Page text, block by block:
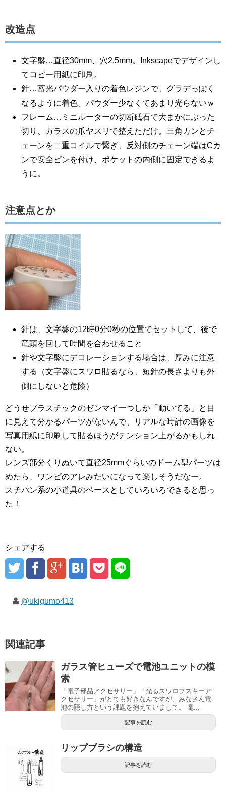
改造点
文字盤…直径30mm、穴2.5mm。Inkscapeでデザインし
てコピー用紙に印刷。
針…蓄光パウダー入りの着色レジンで、グラデっぽく
なるように着色。パウダー少なくてあまり光らないｗ
フレーム…ミニルーターの切断砥石で大まかにぶった
切り、ガラスの爪ヤスリで整えただけ。三角カンとチ
ェーンを二重コイルで繋ぎ、反対側のチェーン端はCカ
ンで安全ピンを付け、ポケットの内側に固定できるよ
うに。
注意点とか
針は、文字盤の12時0分0秒の位置でセットして、後で
竜頭を回して時間を合わせること
針や文字盤にデコレーションする場合は、厚みに注意
する（文字盤にスワロ貼るなら、短針の長さよりも外
側にしないと危険）
どうせプラスチックのゼンマイ一つしか「動いてる」と目
に見えて分かるパーツがないんで、リアルな時計の画像を
写真用紙に印刷して貼るほうがテンション上がるかもしれ
ない。
レンズ部分くりぬいて直径25mmぐらいのドーム型パーツは
めたら、ワンピのアレみたいになって楽しそうだなー。
スチパン系の小道具のベースとしていろいろできると思っ
た！
シェアする
@ukigumo413
関連記事
ガラス管ヒューズで電池ユニットの模
索
「電子部品アクセサリー」「光るスワロフスキーア
クセサリー」がとても好きなんですが、みなさん電
池の隠し方という課題を抱えていまして。 電...
記事を読む
リップブラシの構造
記事を読む